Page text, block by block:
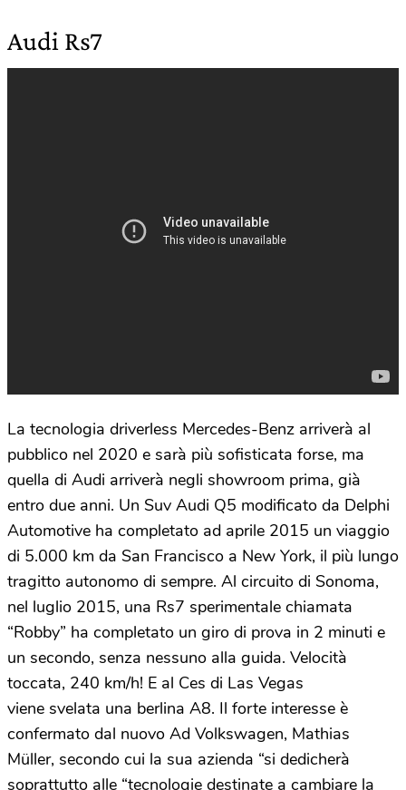
Audi Rs7
La tecnologia driverless Mercedes-Benz arriverà al
pubblico nel 2020 e sarà più sofisticata forse, ma
quella di Audi arriverà negli showroom prima, già
entro due anni. Un Suv Audi Q5 modificato da Delphi
Automotive ha completato ad aprile 2015 un viaggio
di 5.000 km da San Francisco a New York, il più lungo
tragitto autonomo di sempre. Al circuito di Sonoma,
nel luglio 2015, una Rs7 sperimentale chiamata
“Robby” ha completato un giro di prova in 2 minuti e
un secondo, senza nessuno alla guida. Velocità
toccata, 240 km/h! E al Ces di Las Vegas
viene svelata una berlina A8. Il forte interesse è
confermato dal nuovo Ad Volkswagen, Mathias
Müller, secondo cui la sua azienda “si dedicherà
soprattutto alle “tecnologie destinate a cambiare la